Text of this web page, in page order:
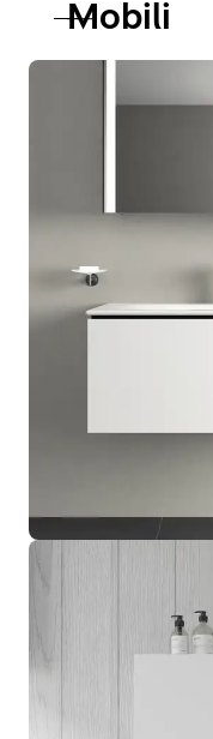
Mobili